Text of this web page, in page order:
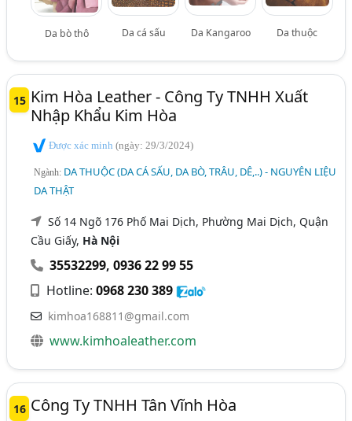
Da bò thô Da cá sấu Da Kangaroo Da thuộc
15 Kim Hòa Leather - Công Ty TNHH Xuất
Nhập Khẩu Kim Hòa
Được xác minh(ngày: 29/3/2024)
Ngành: DA THUỘC (DA CÁ SẤU, DA BÒ, TRÂU, DÊ,..) - NGUYÊN LIỆU
DA THẬT
Số 14 Ngõ 176 Phố Mai Dịch, Phường Mai Dịch, Quận
Cầu Giấy, Hà Nội
35532299,0936 22 99 55
Hotline:0968 230 389
kimhoa168811@gmail.com
www.kimhoaleather.com
16 Công Ty TNHH Tân Vĩnh Hòa